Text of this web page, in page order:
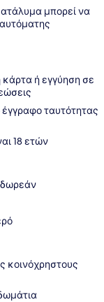
μπορεί να
κάρτα ή εγγύηση σε
έγγραφο ταυτότητας
18 ετών
δωρεάν
κοινόχρηστους